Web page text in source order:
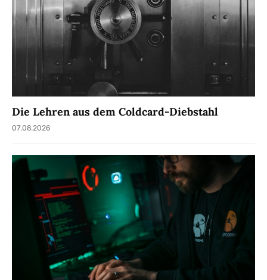
Die Lehren aus dem Coldcard-Diebstahl
07.08.2026